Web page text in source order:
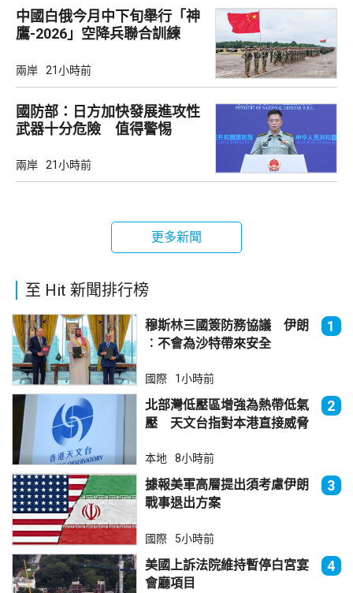
中國白俄今月中下旬舉行「神
鷹-2026」空降兵聯合訓練
兩岸 21小時前
國防部：日方加快發展進攻性
武器十分危險 值得警惕
兩岸 21小時前
更多新聞
至 Hit 新聞排行榜
穆斯林三國簽防務協議 伊朗
︰不會為沙特帶來安全
1
國際 1小時前
北部灣低壓區增強為熱帶低氣
壓 天文台指對本港直接威脅
2
本地 8小時前
據報美軍高層提出須考慮伊朗
戰事退出方案
3
國際 5小時前
美國上訴法院維持暫停白宮宴
會廳項目
4